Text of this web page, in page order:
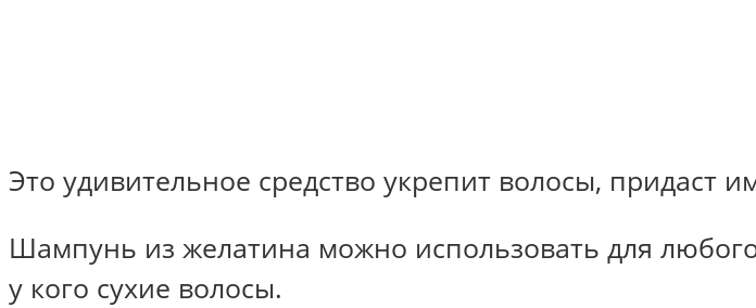
Это удивительное средство укрепит волосы,
Шампунь из желатина можно использовать для
у кого сухие волосы.